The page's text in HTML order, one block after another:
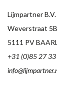
Lijmpartner B.V.
Weverstraat 5B
5111 PV
+31 (0)85 27